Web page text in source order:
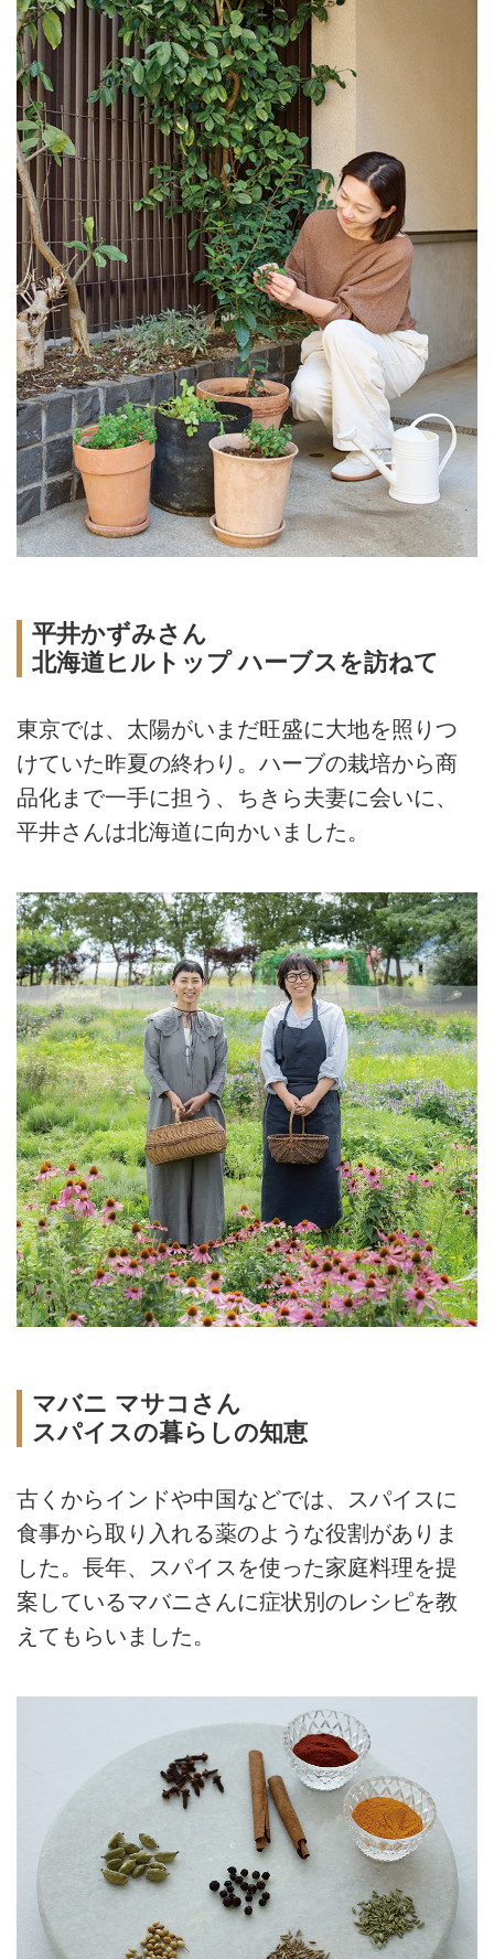
平井かずみさん
北海道ヒルトップ ハーブスを訪ねて
東京では、太陽がいまだ旺盛に大地を照りつ
けていた昨夏の終わり。ハーブの栽培から商
品化まで一手に担う、ちきら夫妻に会いに、
平井さんは北海道に向かいました。
マバニ マサコさん
スパイスの暮らしの知恵
古くからインドや中国などでは、スパイスに
食事から取り入れる薬のような役割がありま
した。長年、スパイスを使った家庭料理を提
案しているマバニさんに症状別のレシピを教
えてもらいました。